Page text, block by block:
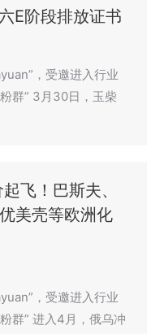
E阶段排放证书
，受邀进入行业
群” 3月30日，玉柴
飞！巴斯夫、
美壳等欧洲化
，受邀进入行业
群” 进入4月，俄乌冲